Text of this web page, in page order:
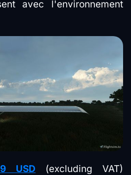
avec l'environnement
USD (excluding VAT)